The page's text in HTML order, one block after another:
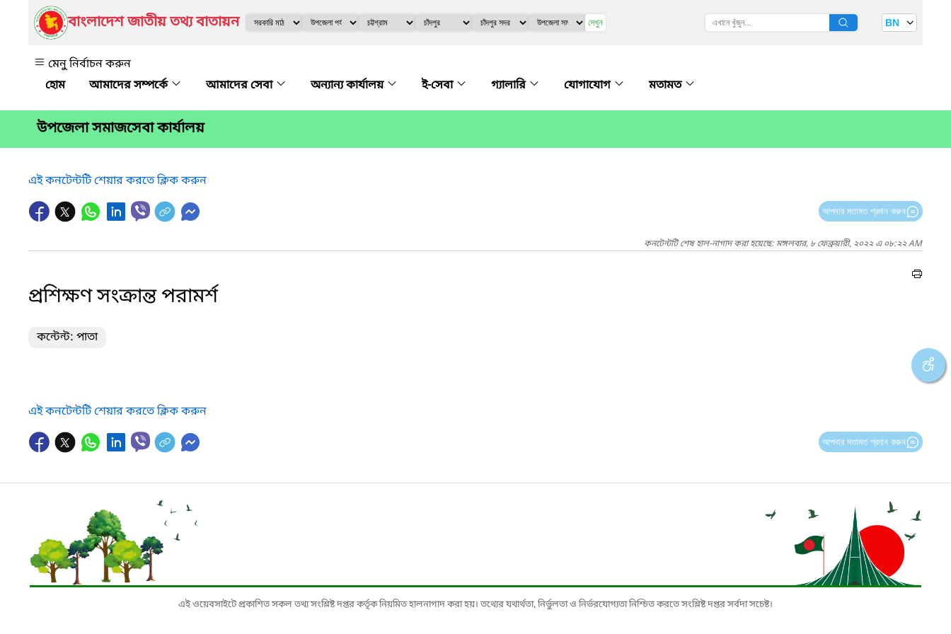
বাংলাদেশ জাতীয় তথ্য বাতায়ন দেখুন BN
মেনু নির্বাচন করুন
আমাদের সম্পর্কে
আমাদের সেবা অন্যান্য কার্যালয় ই-সেবা গ্যালারি যোগাযোগ মতামত
উপজেলা সমাজসেবা কার্যালয়
এই কনটেন্টটি শেয়ার করতে ক্লিক করুন
আপনার মতামত প্রদান করুন
কনটেন্টটি শেষ হাল-নাগাদ করা হয়েছে: মঙ্গলবার, ৮ ফেব্রুয়ারী, ২০২২ এ ০৮:২২ AM
প্রশিক্ষণ সংক্রান্ত পরামর্শ
কন্টেন্ট: পাতা
এই কনটেন্টটি শেয়ার করতে ক্লিক করুন
আপনার মতামত প্রদান করুন
এই ওয়েবসাইটে প্রকাশিত সকল তথ্য সংশ্লিষ্ট দপ্তর কর্তৃক নিয়মিত হালনাগাদ করা হয়। তথ্যের যথার্থতা, নির্ভুলতা ও নির্ভরযোগ্যতা নিশ্চিত করতে সংশ্লিষ্ট দপ্তর সর্বদা সচেষ্ট।